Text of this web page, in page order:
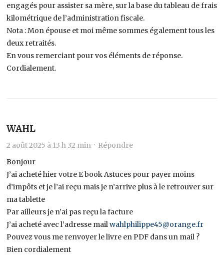
engagés pour assister sa mère, sur la base du tableau de frais
kilométrique de l’administration fiscale.
Nota : Mon épouse et moi même sommes également tous les
deux retraités.
En vous remerciant pour vos éléments de réponse.
Cordialement.
WAHL
2 août 2025 à 13 h 32 min · Répondre
Bonjour
J’ai acheté hier votre E book Astuces pour payer moins
d’impôts et je l’ai reçu mais je n’arrive plus à le retrouver sur
ma tablette
Par ailleurs je n’ai pas reçu la facture
J’ai acheté avec l’adresse mailwahlphilippe45@orange.fr
Pouvez vous me renvoyer le livre en PDF dans un mail ?
Bien cordialement